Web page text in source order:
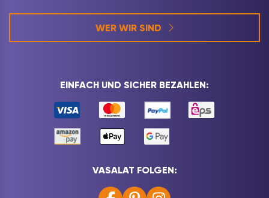
WER WIR SIND
EINFACH UND SICHER BEZAHLEN:
VASALAT FOLGEN: